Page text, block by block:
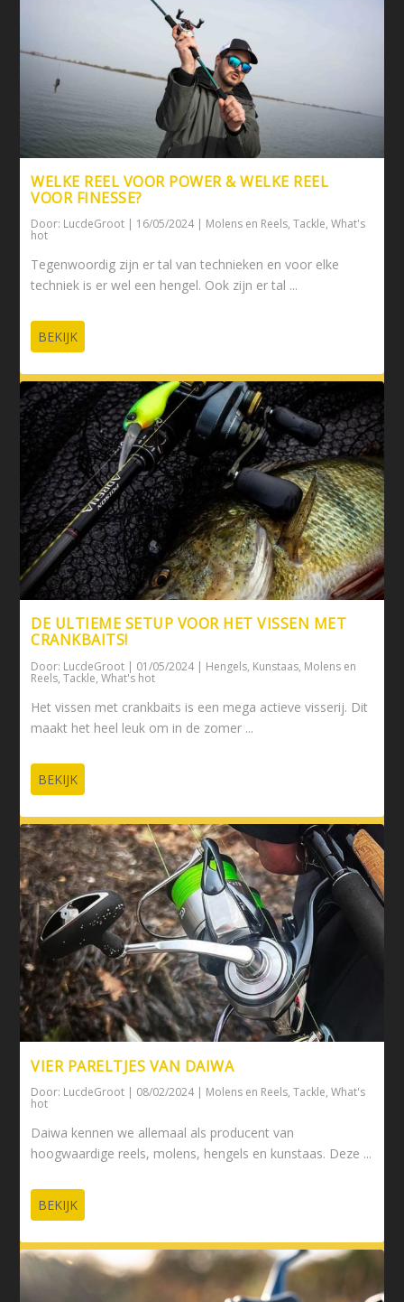
WELKE REEL VOOR POWER & WELKE REEL
VOOR FINESSE?
Door: LucdeGroot | 16/05/2024 | Molens en Reels,Tackle,What's
hot
Tegenwoordig zijn er tal van technieken en voor elke
techniek is er wel een hengel. Ook zijn er tal ...
BEKIJK
DE ULTIEME SETUP VOOR HET VISSEN MET
CRANKBAITS!
Door: LucdeGroot | 01/05/2024 | Hengels, Kunstaas, Molens en
Reels,Tackle,What's hot
Het vissen met crankbaits is een mega actieve visserij. Dit
maakt het heel leuk om in de zomer ...
BEKIJK
VIER PARELTJES VAN DAIWA
Door: LucdeGroot | 08/02/2024 | Molens en Reels,Tackle,What's
hot
Daiwa kennen we allemaal als producent van
hoogwaardige reels, molens, hengels en kunstaas. Deze ...
BEKIJK